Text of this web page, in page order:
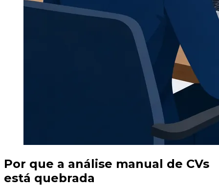
Por que a análise manual de CVs
está quebrada